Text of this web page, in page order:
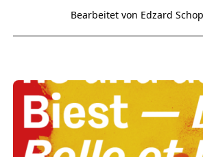
Bearbeitet von Edzard